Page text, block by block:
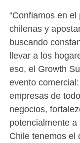
“Confiamos en
chilenas y
buscando
llevar a los
eso, el Growth
evento
empresas de
negocios,
potencialmente
Chile tenemos el